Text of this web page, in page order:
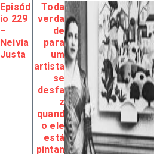
Episód
io 229
–
Neivia
Justa
Toda
verda
de
para
um
artista
se
desfa
z
quand
o ele
está
pintan